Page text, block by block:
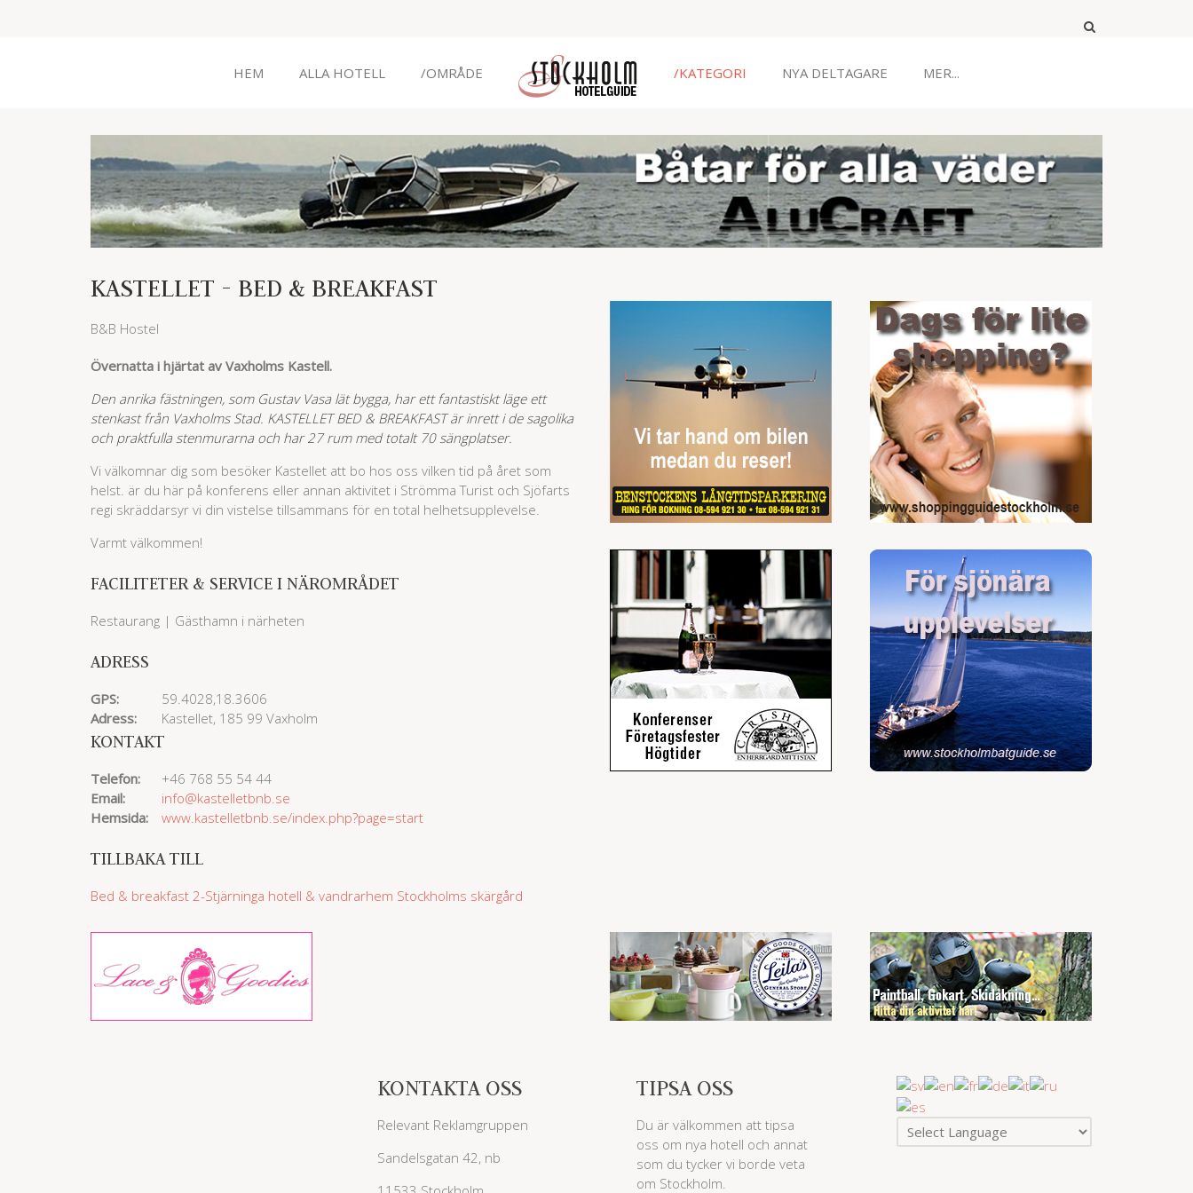
HEM ALLA HOTELL /OMRÅDE /KATEGORI NYA DELTAGARE MER...
KASTELLET - BED & BREAKFAST
B&B Hostel
Övernatta i hjärtat av Vaxholms Kastell.
Den anrika fästningen, som Gustav Vasa lät bygga, har ett fantastiskt läge ett
stenkast från Vaxholms Stad. KASTELLET BED & BREAKFAST är inrett i de sagolika
och praktfulla stenmurarna och har 27 rum med totalt 70 sängplatser.
Vi välkomnar dig som besöker Kastellet att bo hos oss vilken tid på året som
helst. är du här på konferens eller annan aktivitet i Strömma Turist och Sjöfarts
regi skräddarsyr vi din vistelse tillsammans för en total helhetsupplevelse.
Varmt välkommen!
FACILITETER & SERVICE I NÄROMRÅDET
Restaurang | Gästhamn i närheten
ADRESS
GPS:
59.4028,18.3606
Adress:
Kastellet, 185 99 Vaxholm
KONTAKT
Telefon:
+46 768 55 54 44
Email:
info@kastelletbnb.se
Hemsida:
www.kastelletbnb.se/index.php?page=start
TILLBAKA TILL
Bed & breakfast 2-Stjärninga hotell & vandrarhem Stockholms skärgård
KONTAKTA OSS
Relevant Reklamgruppen
Sandelsgatan 42, nb
TIPSA OSS
Du är välkommen att tipsa
oss om nya hotell och annat
som du tycker vi borde veta
om Stockholm.